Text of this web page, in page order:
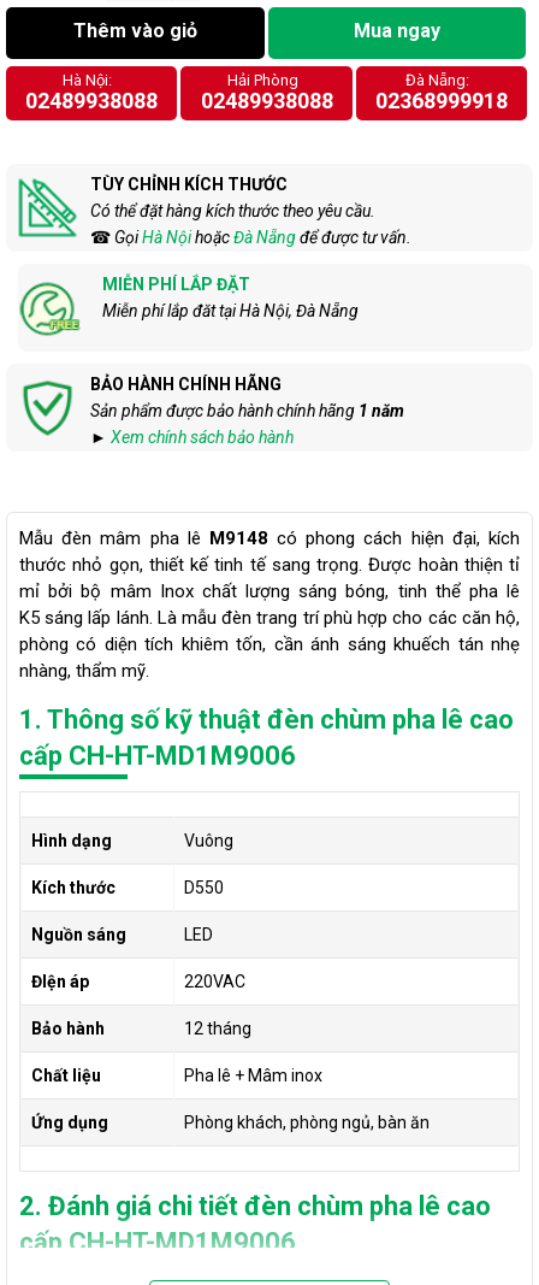
Thêm vào giỏ Mua ngay
Hà Nội:
02489938088
Hải Phòng
02489938088
Đà Nẵng:
02368999918
TÙY CHỈNH KÍCH THƯỚC
Có thể đặt hàng kích thước theo yêu cầu.
☎ GọiHà NộihoặcĐà Nẵngđể được tư vấn.
MIỄN PHÍ LẮP ĐẶT
Miễn phí lắp đăt tại Hà Nội, Đà Nẵng
BẢO HÀNH CHÍNH HÃNG
Sản phẩm được bảo hành chính hãng 1 năm
► Xem chính sách bảo hành
Mẫu đèn mâm pha lê M9148 có phong cách hiện đại, kích
thước nhỏ gọn, thiết kế tinh tế sang trọng. Được hoàn thiện tỉ
mỉ bởi bộ mâm Inox chất lượng sáng bóng, tinh thể pha lê
K5 sáng lấp lánh. Là mẫu đèn trang trí phù hợp cho các căn hộ,
phòng có diện tích khiêm tốn, cần ánh sáng khuếch tán nhẹ
nhàng, thẩm mỹ.
1. Thông số kỹ thuật đèn chùm pha lê cao
cấp CH-HT-MD1M9006
Hình dạng Vuông
Kích thước D550
Nguồn sáng LED
ĐIện áp 220VAC
Bảo hành 12 tháng
Chất liệu Pha lê + Mâm inox
Ứng dụng Phòng khách, phòng ngủ, bàn ăn
2. Đánh giá chi tiết đèn chùm pha lê cao
cấp CH-HT-MD1M9006